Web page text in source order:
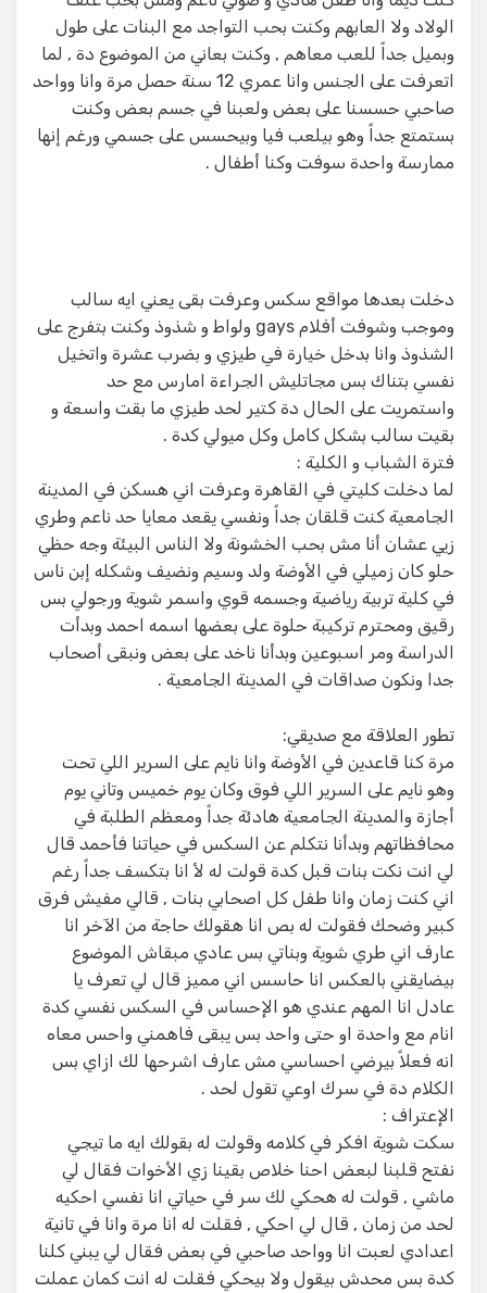
الولاد ولا العابهم وكنت بحب التواجد مع البنات على طول
وبميل جداً للعب معاهم , وكنت بعاني من الموضوع دة , لما
اتعرفت على الجنس وانا عمري 12 سنة حصل مرة وانا وواحد
صاحبي حسسنا على بعض ولعبنا في جسم بعض وكنت
بستمتع جداً وهو بيلعب فيا وبيحسس على جسمي ورغم إنها
ممارسة واحدة سوفت وكنا أطفال .
دخلت بعدها مواقع سكس وعرفت بقى يعني ايه سالب
وموجب وشوفت أفلام gays ولواط و شذوذ وكنت بتفرج على
الشذوذ وانا بدخل خيارة في طيزي و بضرب عشرة واتخيل
نفسي بتناك بس مجاتليش الجراءة امارس مع حد
واستمريت على الحال دة كتير لحد طيزي ما بقت واسعة و
بقيت سالب بشكل كامل وكل ميولي كدة .
فترة الشباب و الكلية :
لما دخلت كليتي في القاهرة وعرفت اني هسكن في المدينة
الجامعية كنت قلقان جداً ونفسي يقعد معايا حد ناعم وطري
زيي عشان أنا مش بحب الخشونة ولا الناس البيئة وجه حظي
حلو كان زميلي في الأوضة ولد وسيم ونضيف وشكله إبن ناس
في كلية تربية رياضية وجسمه قوي واسمر شوية ورجولي بس
رقيق ومحترم تركيبة حلوة على بعضها اسمه احمد وبدأت
الدراسة ومر اسبوعين وبدأنا ناخد على بعض ونبقى أصحاب
جدا ونكون صداقات في المدينة الجامعية .
تطور العلاقة مع صديقي:
مرة كنا قاعدين في الأوضة وانا نايم على السرير اللي تحت
وهو نايم على السرير اللي فوق وكان يوم خميس وتاني يوم
أجازة والمدينة الجامعية هادئة جداً ومعظم الطلبة في
محافظاتهم وبدأنا نتكلم عن السكس في حياتنا فأحمد قال
لي انت نكت بنات قبل كدة قولت له لأ انا بتكسف جداً رغم
اني كنت زمان وانا طفل كل اصحابي بنات , قالي مفيش فرق
كبير وضحك فقولت له بص انا هقولك حاجة من الآخر انا
عارف اني طري شوية وبناتي بس عادي مبقاش الموضوع
بيضايقني بالعكس انا حاسس اني مميز قال لي تعرف يا
عادل انا المهم عندي هو الإحساس في السكس نفسي كدة
انام مع واحدة او حتى واحد بس يبقى فاهمني واحس معاه
انه فعلاً بيرضي احساسي مش عارف اشرحها لك ازاي بس
الكلام دة في سرك اوعي تقول لحد .
الإعتراف :
سكت شوية افكر في كلامه وقولت له بقولك ايه ما تيجي
نفتح قلبنا لبعض احنا خلاص بقينا زي الأخوات فقال لي
ماشي , قولت له هحكي لك سر في حياتي انا نفسي احكيه
لحد من زمان , قال لي احكي , فقلت له انا مرة وانا في تانية
اعدادي لعبت انا وواحد صاحبي في بعض فقال لي يبني كلنا
كدة بس محدش بيقول ولا بيحكي فقلت له انت كمان عملت